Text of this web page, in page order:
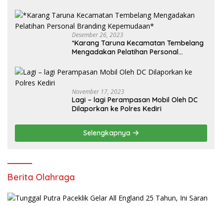
Desember 26, 2023
*Karang Taruna Kecamatan Tembelang
Mengadakan Pelatihan Personal
November 17, 2023
Lagi – lagi Perampasan Mobil Oleh DC
Dilaporkan ke Polres Kediri
Selengkapnya
Berita Olahraga